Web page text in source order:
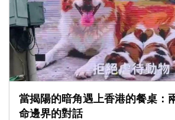
當揭陽的暗角遇上香港的餐桌：
命邊界的對話